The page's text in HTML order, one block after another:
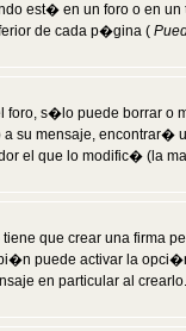
est� en un foro o en
de cada p�gina (
foro, s�lo puede borrar o
su mensaje, encontrar�
el que lo modific� (la
que crear una firma
puede activar la
en particular al crearlo.